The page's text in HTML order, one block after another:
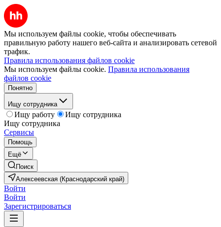
Мы используем файлы cookie, чтобы обеспечивать
правильную работу нашего веб-сайта и анализировать сетевой
трафик.
Правила использования файлов cookie
Мы используем файлы cookie. Правила использования
файлов cookie
Понятно
Ищу сотрудника
Ищу работу
Ищу сотрудника
Ищу сотрудника
Сервисы
Помощь
Ещё
Поиск
Алексеевская (Краснодарский край)
Войти
Войти
Зарегистрироваться